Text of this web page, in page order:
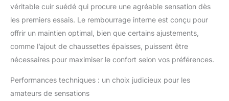
chargées de
roulements chromés
Bevo Silver-5 Race
Rated, elles sont
vitesse Carlin s'adapte
aux pointures de
chaussures pour
véritable cuir suédé qui procure une agréable sensation dès
les premiers essais. Le rembourrage interne est conçu pour
offrir un maintien optimal, bien que certains ajustements,
comme l’ajout de chaussettes épaisses, puissent être
nécessaires pour maximiser le confort selon vos préférences.
Performances techniques : un choix judicieux pour les
amateurs de sensations